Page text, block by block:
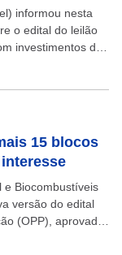
informou nesta
o edital do leilão
investimentos de
15 blocos
e Biocombustíveis
versão do edital
(OPP), aprovada